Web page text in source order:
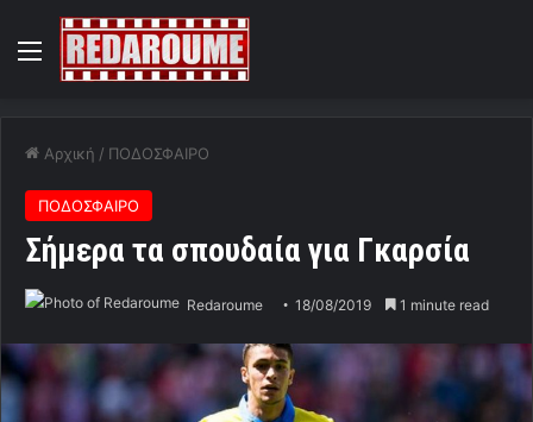
Menu
Αρχική / ΠΟΔΟΣΦΑΙΡΟ
ΠΟΔΟΣΦΑΙΡΟ
Σήμερα τα σπουδαία για Γκαρσία
Redaroume 18/08/2019 1 minute read